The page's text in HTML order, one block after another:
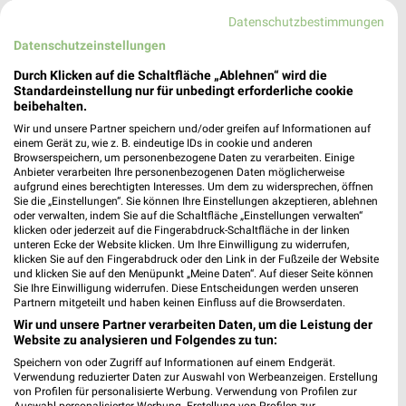
0,2 km
Einfach draußen kochen
Gültig bis Di. 18.08.
Inspiriert vom Meer
Gültig bis Di. 25.08.
GALERIA Karstadt Kaufhof
12,3 km
Tchibo
Datenschutzbestimmungen
Datenschutzeinstellungen
Durch Klicken auf die Schaltfläche „Ablehnen“ wird die
Standardeinstellung nur für unbedingt erforderliche cookie
beibehalten.
Wir und unsere Partner speichern und/oder greifen auf Informationen auf
einem Gerät zu, wie z. B. eindeutige IDs in cookie und anderen
Browserspeichern, um personenbezogene Daten zu verarbeiten. Einige
Anbieter verarbeiten Ihre personenbezogenen Daten möglicherweise
aufgrund eines berechtigten Interesses. Um dem zu widersprechen, öffnen
Sie die „Einstellungen“. Sie können Ihre Einstellungen akzeptieren, ablehnen
oder verwalten, indem Sie auf die Schaltfläche „Einstellungen verwalten“
klicken oder jederzeit auf die Fingerabdruck-Schaltfläche in der linken
unteren Ecke der Website klicken. Um Ihre Einwilligung zu widerrufen,
klicken Sie auf den Fingerabdruck oder den Link in der Fußzeile der Website
und klicken Sie auf den Menüpunkt „Meine Daten“. Auf dieser Seite können
Sie Ihre Einwilligung widerrufen. Diese Entscheidungen werden unseren
Partnern mitgeteilt und haben keinen Einfluss auf die Browserdaten.
Wir und unsere Partner verarbeiten Daten, um die Leistung der
Website zu analysieren und Folgendes zu tun:
Speichern von oder Zugriff auf Informationen auf einem Endgerät.
Verwendung reduzierter Daten zur Auswahl von Werbeanzeigen. Erstellung
von Profilen für personalisierte Werbung. Verwendung von Profilen zur